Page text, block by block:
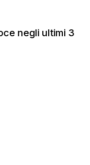
negli ultimi 3